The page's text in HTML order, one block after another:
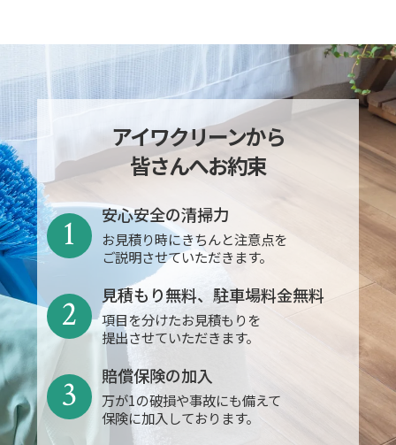
アイワクリーンから
皆さんへお約束
安心安全の清掃力
お見積り時にきちんと注意点を
ご説明させていただきます。
1
見積もり無料、駐車場料金無料
項目を分けたお見積もりを
提出させていただきます。
2
賠償保険の加入
万が1の破損や事故にも備えて
保険に加入しております。
3